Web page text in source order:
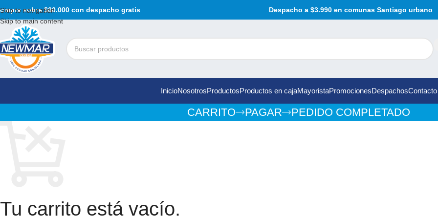
Skip to navigation
Skip to main content
sobre $60.000 con despacho gratis Despacho a $3.990 en comunas Santiago urbano
InicioNosotrosProductosProductos en cajaMayoristaPromocionesDespachosContacto
CARRITO PAGAR PEDIDO COMPLETADO
Tu carrito está vacío.